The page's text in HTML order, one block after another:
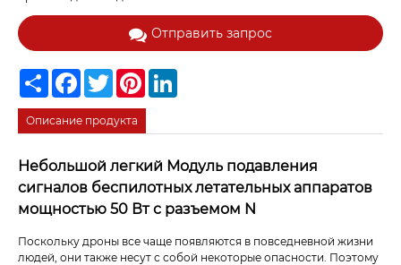
Отправить запрос
Share FacebookTwitterPinterest
Описание продукта
Небольшой легкий Модуль подавления
сигналов беспилотных летательных аппаратов
мощностью 50 Вт с разъемом N
Поскольку дроны все чаще появляются в повседневной жизни
людей, они также несут с собой некоторые опасности. Поэтому